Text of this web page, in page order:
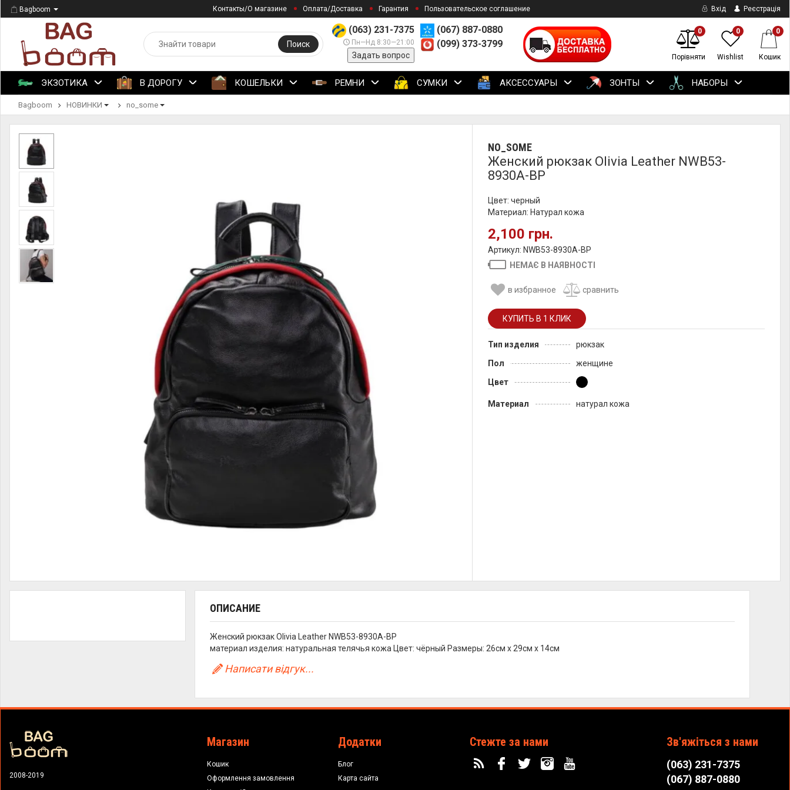
Bagboom Контакты/О магазине Оплата/Доставка Гарантия Пользовательское соглашение Вхід Реєстрація
(063) 231-7375
Пн—Нд 8:30—21:00
Задать вопрос
(067) 887-0880
(099) 373-3799
Поиск
0
Порівняти
0
Wishlist
0
Кошик
ЭКЗОТИКА В ДОРОГУ КОШЕЛЬКИ РЕМНИ СУМКИ АКСЕССУАРЫ ЗОНТЫ НАБОРЫ
Bagboom НОВИНКИ no_some
NO_SOME
Женский рюкзак Olivia Leather NWB53-
8930A-BP
Цвет: черный
Материал: Натурал кожа
2,100 грн.
Артикул: NWB53-8930A-BP
НЕМАЄ В НАЯВНОСТІ
в избранное сравнить
Тип изделия
рюкзак
Пол
женщине
Цвет
Материал натурал кожа
ОПИСАНИЕ
Женский рюкзак Olivia Leather NWB53-8930A-BP
материал изделия: натуральная телячья кожа Цвет: чёрный Размеры: 26см х 29см х 14см
Написати відгук...
2008-2019
Магазин
Кошик
Оформлення замовлення
Додатки
Блог
Карта сайта
Стежте за нами Зв'яжіться з нами
(063) 231-7375
(067) 887-0880